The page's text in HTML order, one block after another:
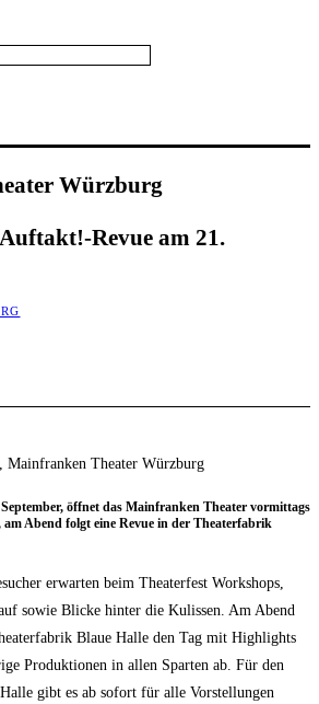
Würzburg
Revue am 21.
Mainfranken Theater Würzburg
öff­net das Main­fran­ken Thea­ter vor­mit­tags
am Abend folgt eine Revue in der Thea­ter­fa­brik
erwar­ten beim Thea­ter­fest Work­shops,
sowie Bli­cke hin­ter die Kulis­sen. Am Abend
Blaue Hal­le den Tag mit High­lights
Pro­duk­tio­nen in allen Spar­ten ab. Für den
gibt es ab sofort für alle Vor­stel­lun­gen